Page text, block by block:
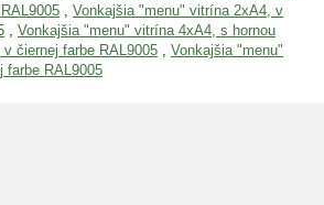
Vonkajšia "menu" vitrína 2xA4, v
Vonkajšia "menu" vitrína 4xA4, s hornou
čiernej farbe RAL9005
Vonkajšia "menu"
farbe RAL9005